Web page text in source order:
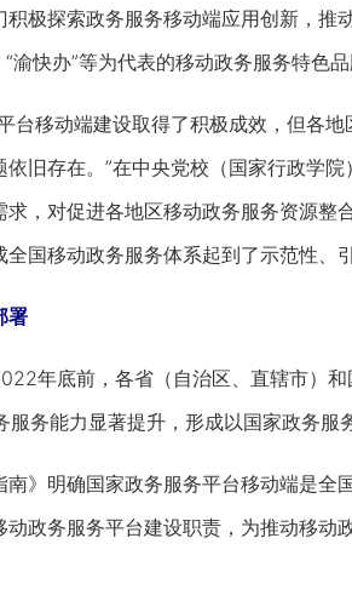
探索政务服务移动端应用创新，推
“渝快办”等为代表的移动政务服务特色
移动端建设取得了积极成效，但各地
旧存在。”在中央党校（国家行政学
，对促进各地区移动政务服务资源
国移动政务服务体系起到了示范性、
署
年底前，各省（自治区、直辖市）和
服务能力显著提升，形成以国家政务
明确国家政务服务平台移动端是全
政务服务平台建设职责，为推动移动